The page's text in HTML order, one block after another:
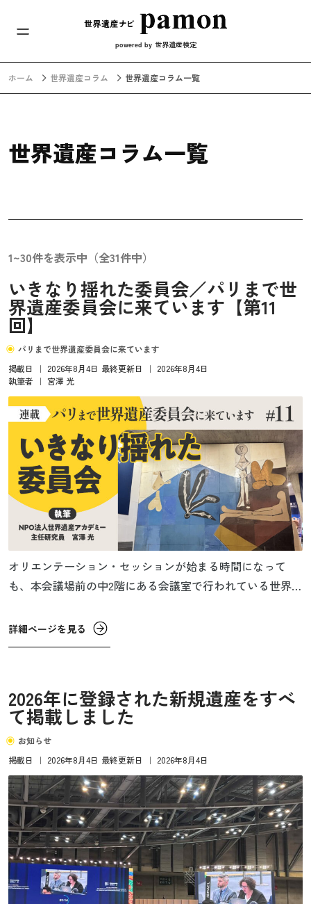
メインナビ
powered by 世界遺産検定
ホーム 世界遺産コラム 世界遺産コラム一覧
世界遺産コラム一覧
1~30件を表示中（全31件中）
いきなり揺れた委員会／パリまで世
界遺産委員会に来ています【第11
回】
パリまで世界遺産委員会に来ています
掲載日
｜ 2026年8月4日 最終更新日 ｜ 2026年8月4日
執筆者
｜ 宮澤 光
オリエンテーション・セッションが始まる時間になって
も、本会議場前の中2階にある会議室で行われている世界遺
ターなどによる会議が終わらず、ピカソの壁画などを見上
げたりしながらロビーで待つ。
詳細ページを見る
2026年に登録された新規遺産をすべ
て掲載しました
お知らせ
掲載日
｜ 2026年8月4日 最終更新日 ｜ 2026年8月4日